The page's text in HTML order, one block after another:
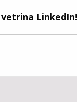
LinkedIn!